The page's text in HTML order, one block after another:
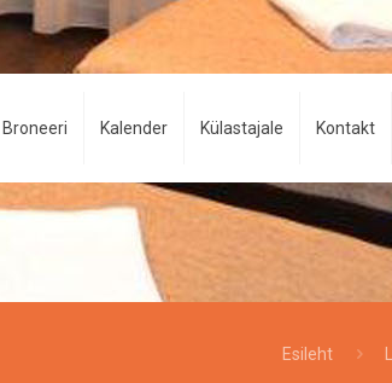
Broneeri Kalender Külastajale Kontakt
Esileht